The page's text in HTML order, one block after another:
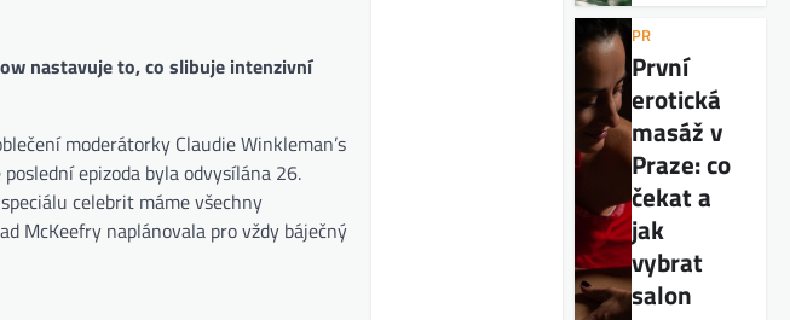
nastavuje to, co slibuje intenzivní
moderátorky Claudie Winkleman’s
epizoda byla odvysílána 26.
celebrit máme všechny
McKeefry naplánovala pro vždy báječný
PR
První
erotická
masáž v
Praze: co
čekat a
jak
vybrat
salon